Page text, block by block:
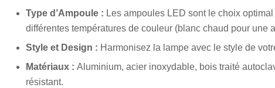
Type d’Ampoule : Les ampoules LED sont le choix
différentes températures de couleur (blanc chaud pour
Style et Design : Harmonisez la lampe avec le style de
Matériaux : Aluminium, acier inoxydable, bois traité
résistant.